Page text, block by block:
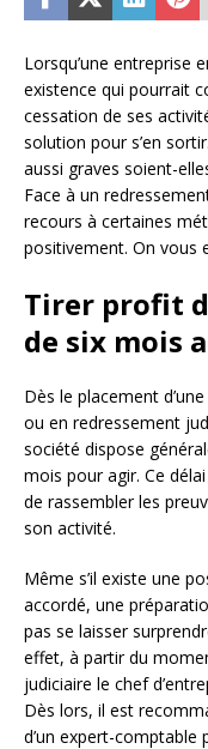
Lorsqu’une entreprise
existence qui pourrait
cessation de ses
solution pour s’en
aussi graves soient-
Face à un
recours à certaines
positivement. On vous
Tirer profit
de six mois
Dès le placement
ou en redressement
société dispose
mois pour agir. Ce
de rassembler les
son activité.
Même s’il existe une
accordé, une
pas se laisser
effet, à partir du
judiciaire le chef
Dès lors, il est
d’un expert-